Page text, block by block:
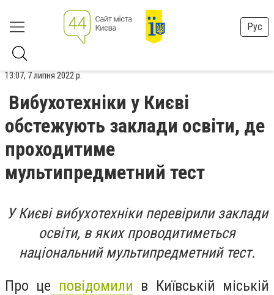
Рус
13:07, 7 липня 2022 р.
Вибухотехніки у Києві
обстежують заклади освіти, де
проходитиме
мультипредметний тест
У Києві вибухотехніки перевірили заклади
освіти, в яких проводитиметься
національний мультипредметний тест.
Про це повідомили в Київській міській